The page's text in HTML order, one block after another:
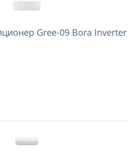
Gree-09 Bora Inverter